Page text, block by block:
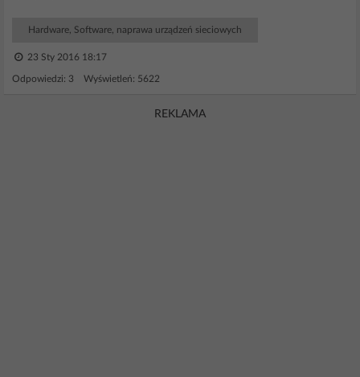
Hardware, Software, naprawa urządzeń sieciowych
23 Sty 2016 18:17
Odpowiedzi: 3 Wyświetleń: 5622
REKLAMA